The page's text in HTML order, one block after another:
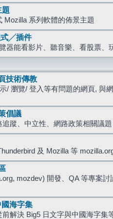
題
Mozilla 系列軟體的佈景主題
式╱插件
器能看影片、聽音樂、看股票、
技術傳教
/ 瀏覽/ 登入等有問題的網頁, 與
倡議
蹤、中立性、網路政策相關議題
及 Mozilla 等
mozdev) 開發、QA 等專案討
海字集
前解決 Big5 日文字與中國海字集